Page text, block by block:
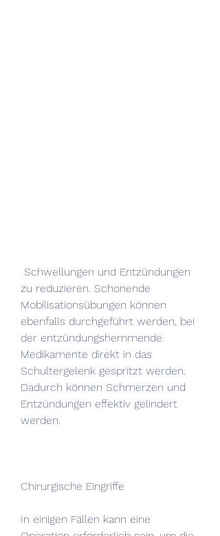
zu reduzieren. Schonende
Mobilisationsübungen können
ebenfalls durchgeführt werden, bei
der entzündungshemmende
Medikamente direkt in das
Schultergelenk gespritzt werden.
Dadurch können Schmerzen und
Entzündungen effektiv gelindert
werden.
Chirurgische Eingriffe
In einigen Fällen kann eine